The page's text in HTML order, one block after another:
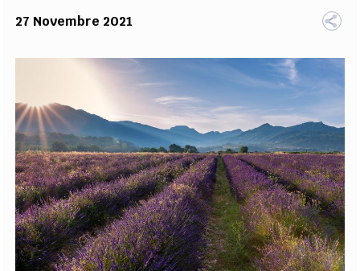
TEAM
FILODIRITTO REDAZIONE COMITATO SCIENTIFICO AUTORI CURATORI
FOTOGRAFI
PARTNER COLLABORA CON NOI
EXTRA
CODICI RUBRICHE LIBRI PROCEEDINGS PUBBLICITÀ CONTATTI
SOCIAL MEDIA
27 Novembre 2021